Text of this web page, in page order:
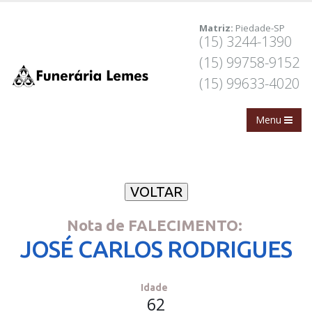
Matriz: Piedade-SP
(15) 3244-1390
(15) 99758-9152
(15) 99633-4020
Nota de FALECIMENTO:
JOSÉ CARLOS RODRIGUES
Idade
62